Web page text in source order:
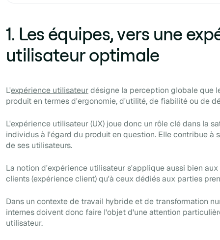
1. Les équipes, vers une
utilisateur optimale
L'expérience utilisateurdésigne la perception globale que
produit en termes d'ergonomie, d'utilité, de fiabilité ou de
L'expérience utilisateur(UX) joue donc un rôle clé dans la
individus à l'égard du produit en question. Elle contribue à
de ses utilisateurs.
La notion d'expérience utilisateur s'applique aussi bien
clients (expérience client) qu'à ceux dédiés aux parties
Dans un contexte de travail hybride et de transformation
internes doivent donc faire l'objet d'une attention
utilisateur.